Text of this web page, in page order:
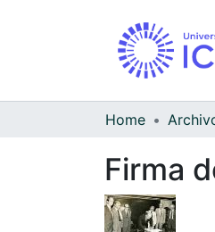
Home
Firma